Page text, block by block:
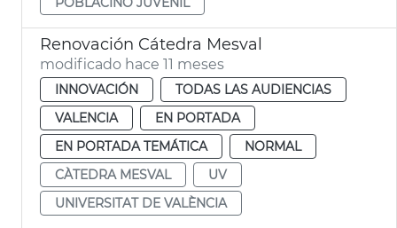
Renovación Cátedra Mesval
modificado hace 11 meses
INNOVACIÓN
TODAS LAS AUDIENCIAS
VALENCIA
EN PORTADA
EN PORTADA TEMÁTICA
NORMAL
CÀTEDRA MESVAL
UV
UNIVERSITAT DE VALÈNCIA